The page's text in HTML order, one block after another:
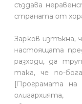
създава
страната от
Зарков изтъкна,
настоящата
разходи, да
така, че по-
[Програмата на